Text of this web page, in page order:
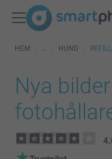
HEM HUND
Nya bilder